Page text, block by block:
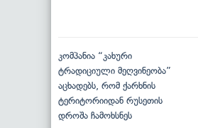
კომპანია “კახური
ტრადიციული მეღვინეობა”
აცხადებს, რომ ქარხნის
ტერიტორიიდან რუსეთის
დროშა ჩამოხსნეს